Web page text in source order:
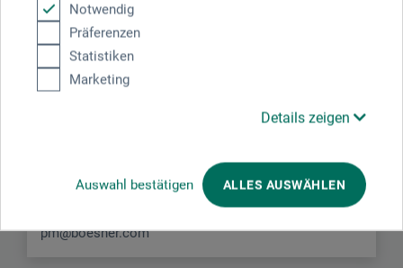
Notwendig
Präferenzen
Statistiken
Marketing
Details zeigen
Auswahl bestätigen ALLES AUSWÄHLEN
Hersteller-Kontakt
Hier finden Sie die Kontaktdaten des Herstellers zu
58456 Witten
pm@boesner.com